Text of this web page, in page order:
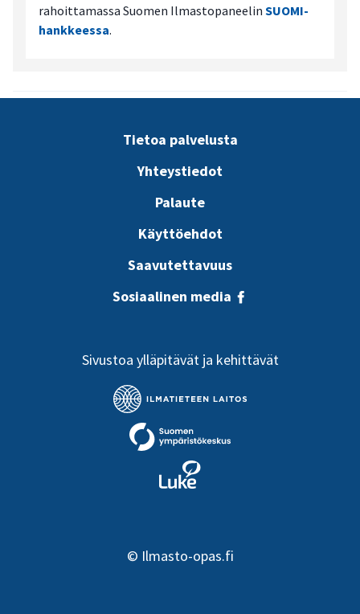
rahoittamassa Suomen Ilmastopaneelin SUOMI-
hankkeessa.
Tietoa palvelusta
Yhteystiedot
Palaute
Käyttöehdot
Saavutettavuus
Sosiaalinen media
Sivustoa ylläpitävät ja kehittävät
© Ilmasto-opas.fi